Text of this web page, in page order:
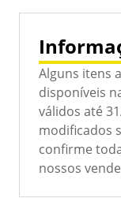
Alguns itens
disponíveis
válidos até
modificados
confirme
nossos